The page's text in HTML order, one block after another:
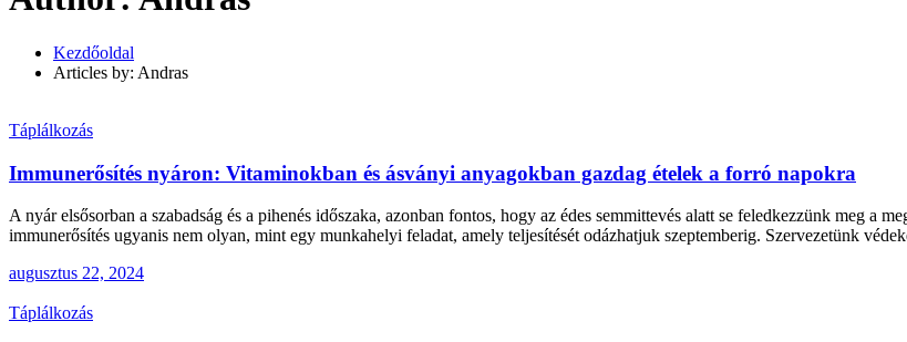
Kezdőoldal
Articles by: Andras
Táplálkozás
Immunerősítés nyáron: Vitaminokban és ásványi anyagokban gazdag ételek a forró napokra
A nyár elsősorban a szabadság és a pihenés időszaka, azonban fontos, hogy az édes semmittevés alatt se feledkezzünk meg a
immunerősítés ugyanis nem olyan, mint egy munkahelyi feladat, amely teljesítését odázhatjuk szeptemberig. Szervezetünk
augusztus 22, 2024
Táplálkozás